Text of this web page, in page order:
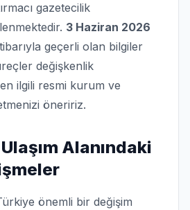
gazetecilik
3 Haziran 2026
geçerli olan bilgiler
değişkenlik
ilgili resmi kurum ve
öneririz.
Alanındaki
önemli bir değişim